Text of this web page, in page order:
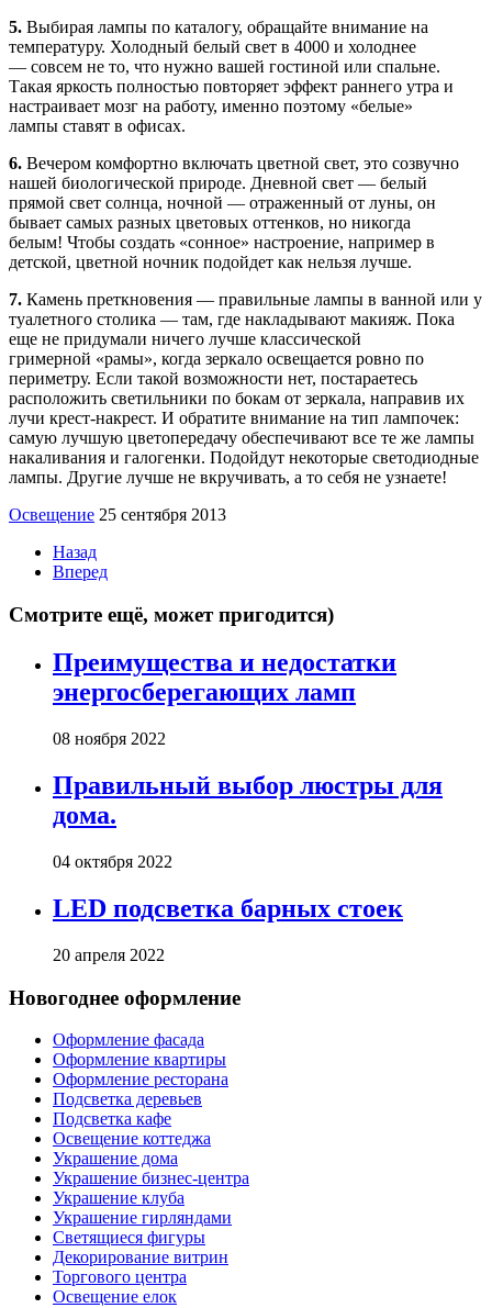
5. Выбирая лампы по каталогу, обращайте внимание на
температуру. Холодный белый свет в 4000 и холоднее
— совсем не то, что нужно вашей гостиной или спальне.
Такая яркость полностью повторяет эффект раннего утра и
настраивает мозг на работу, именно поэтому «белые»
лампы ставят в офисах.
6. Вечером комфортно включать цветной свет, это созвучно
нашей биологической природе. Дневной свет — белый
прямой свет солнца, ночной — отраженный от луны, он
бывает самых разных цветовых оттенков, но никогда
белым! Чтобы создать «сонное» настроение, например в
детской, цветной ночник подойдет как нельзя лучше.
7. Камень преткновения — правильные лампы в ванной или у
туалетного столика — там, где накладывают макияж. Пока
еще не придумали ничего лучше классической
гримерной «рамы», когда зеркало освещается ровно по
периметру. Если такой возможности нет, постараетесь
расположить светильники по бокам от зеркала, направив их
лучи крест-накрест. И обратите внимание на тип лампочек:
самую лучшую цветопередачу обеспечивают все те же лампы
накаливания и галогенки. Подойдут некоторые светодиодные
лампы. Другие лучше не вкручивать, а то себя не узнаете!
Освещение 25 сентября 2013
Назад
Вперед
Смотрите ещё, может пригодится)
Преимущества и недостатки
энергосберегающих ламп
08 ноября 2022
Правильный выбор люстры для
дома.
04 октября 2022
LED подсветка барных стоек
20 апреля 2022
Новогоднее оформление
Оформление фасада
Оформление квартиры
Оформление ресторана
Подсветка деревьев
Подсветка кафе
Освещение коттеджа
Украшение дома
Украшение бизнес-центра
Украшение клуба
Украшение гирляндами
Светящиеся фигуры
Декорирование витрин
Торгового центра
Освещение елок